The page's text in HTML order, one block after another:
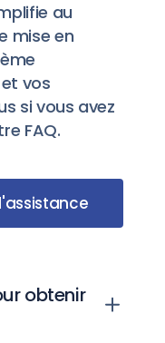
au
mise en
vos
si vous avez
FAQ.
obtenir